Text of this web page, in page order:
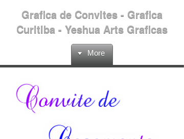
Grafica de Convites - Grafica
Curitiba - Yeshua Arts Graficas
More